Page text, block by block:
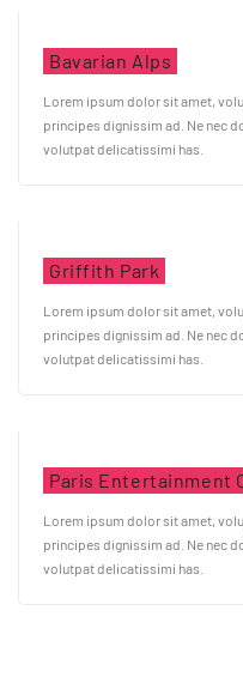
Bavarian Alps
Lorem ipsum dolor sit amet,
principes dignissim ad. Ne nec
volutpat delicatissimi has.
Griffith Park
Lorem ipsum dolor sit amet,
principes dignissim ad. Ne nec
volutpat delicatissimi has.
Paris Entertainment
Lorem ipsum dolor sit amet,
principes dignissim ad. Ne nec
volutpat delicatissimi has.